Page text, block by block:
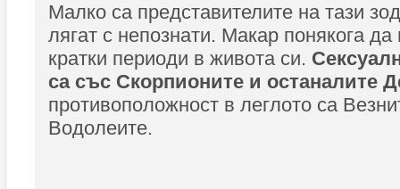
Малко са представителите на тази
лягат с непознати. Макар понякога да
кратки периоди в живота си.
са със Скорпионите и останалите
противоположност в леглото са
Водолеите.